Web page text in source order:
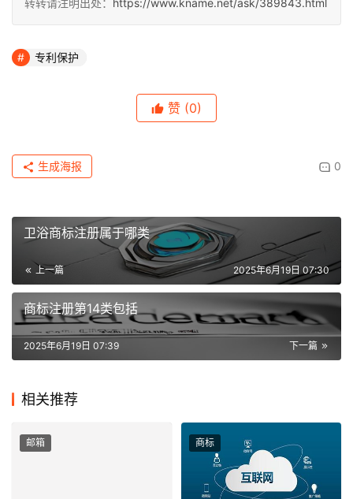
转转请注明出处： https://www.kname.net/ask/389843.html
专利保护
赞 (0)
0
生成海报
卫浴商标注册属于哪类
上一篇 2025年6月19日 07:30
商标注册第14类包括
下一篇
2025年6月19日 07:39
相关推荐
邮箱 商标